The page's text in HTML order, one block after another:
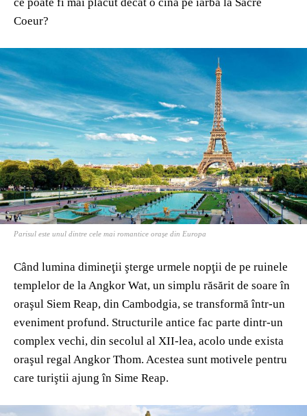
ce poate fi mai plăcut decât o cină pe iarbă la Sacre
Coeur?
Parisul este unul dintre cele mai romantice oraşe din Europa
Când lumina dimineţii şterge urmele nopţii de pe ruinele
templelor de la Angkor Wat, un simplu răsărit de soare în
oraşul Siem Reap, din Cambodgia, se transformă într-un
eveniment profund. Structurile antice fac parte dintr-un
complex vechi, din secolul al XII-lea, acolo unde exista
oraşul regal Angkor Thom. Acestea sunt motivele pentru
care turiştii ajung în Sime Reap.